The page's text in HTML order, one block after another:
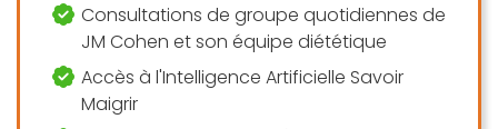
Consultations de groupe quotidiennes de
JM Cohen et son équipe diététique
Accès à l'Intelligence Artificielle Savoir
Maigrir